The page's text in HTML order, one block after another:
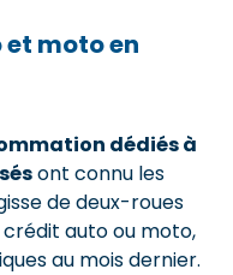
moto en
dédiés à
ont connu les
de deux-roues
crédit auto ou moto,
au mois dernier.